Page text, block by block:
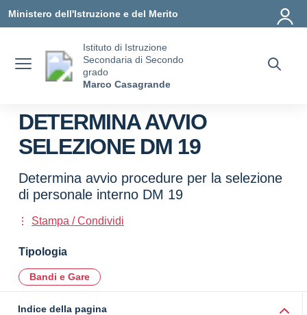
Ministero dell'Istruzione e del Merito
Istituto di Istruzione
Secondaria di Secondo
grado
Marco Casagrande
DETERMINA AVVIO
SELEZIONE DM 19
Determina avvio procedure per la selezione
di personale interno DM 19
Stampa / Condividi
Tipologia
Bandi e Gare
Indice della pagina